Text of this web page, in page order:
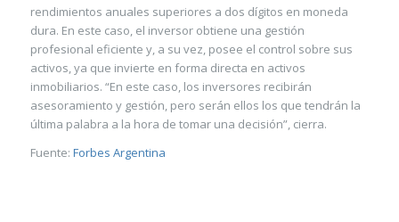
rendimientos anuales superiores a dos dígitos en moneda
dura. En este caso, el inversor obtiene una gestión
profesional eficiente y, a su vez, posee el control sobre sus
activos, ya que invierte en forma directa en activos
inmobiliarios. “En este caso, los inversores recibirán
asesoramiento y gestión, pero serán ellos los que tendrán la
última palabra a la hora de tomar una decisión”, cierra.
Fuente: Forbes Argentina